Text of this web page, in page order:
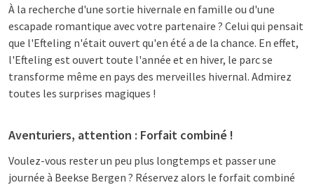
À la recherche d'une sortie hivernale en famille ou d'une
escapade romantique avec votre partenaire ? Celui qui pensait
que l'Efteling n'était ouvert qu'en été a de la chance. En effet,
l'Efteling est ouvert toute l'année et en hiver, le parc se
transforme même en pays des merveilles hivernal. Admirez
toutes les surprises magiques !
Aventuriers, attention : Forfait combiné !
Voulez-vous rester un peu plus longtemps et passer une
journée à Beekse Bergen ? Réservez alors le forfait combiné